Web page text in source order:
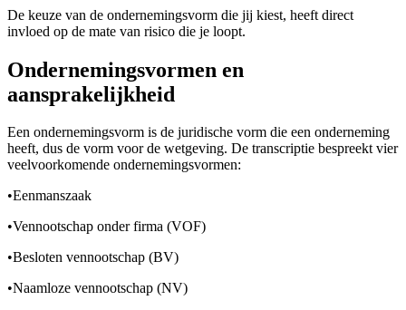
De keuze van de ondernemingsvorm die jij kiest, heeft direct
invloed op de mate van risico die je loopt.
Ondernemingsvormen en
aansprakelijkheid
Een ondernemingsvorm is de juridische vorm die een onderneming
heeft, dus de vorm voor de wetgeving. De transcriptie bespreekt vier
veelvoorkomende ondernemingsvormen:
•Eenmanszaak
•Vennootschap onder firma (VOF)
•Besloten vennootschap (BV)
•Naamloze vennootschap (NV)